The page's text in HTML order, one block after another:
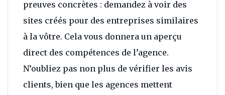
preuves concrètes : demandez à voir des
sites créés pour des entreprises similaires
à la vôtre. Cela vous donnera un aperçu
direct des compétences de l’agence.
N’oubliez pas non plus de vérifier les avis
clients, bien que les agences mettent